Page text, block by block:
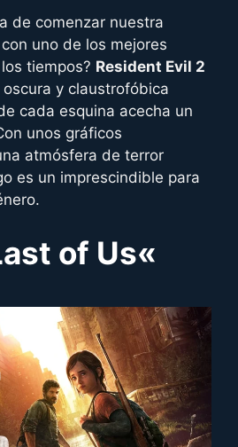
de comenzar nuestra
uno de los mejores
tiempos? Resident Evil 2
y claustrofóbica
cada esquina acecha un
unos gráficos
atmósfera de terror
es un imprescindible para
of Us«